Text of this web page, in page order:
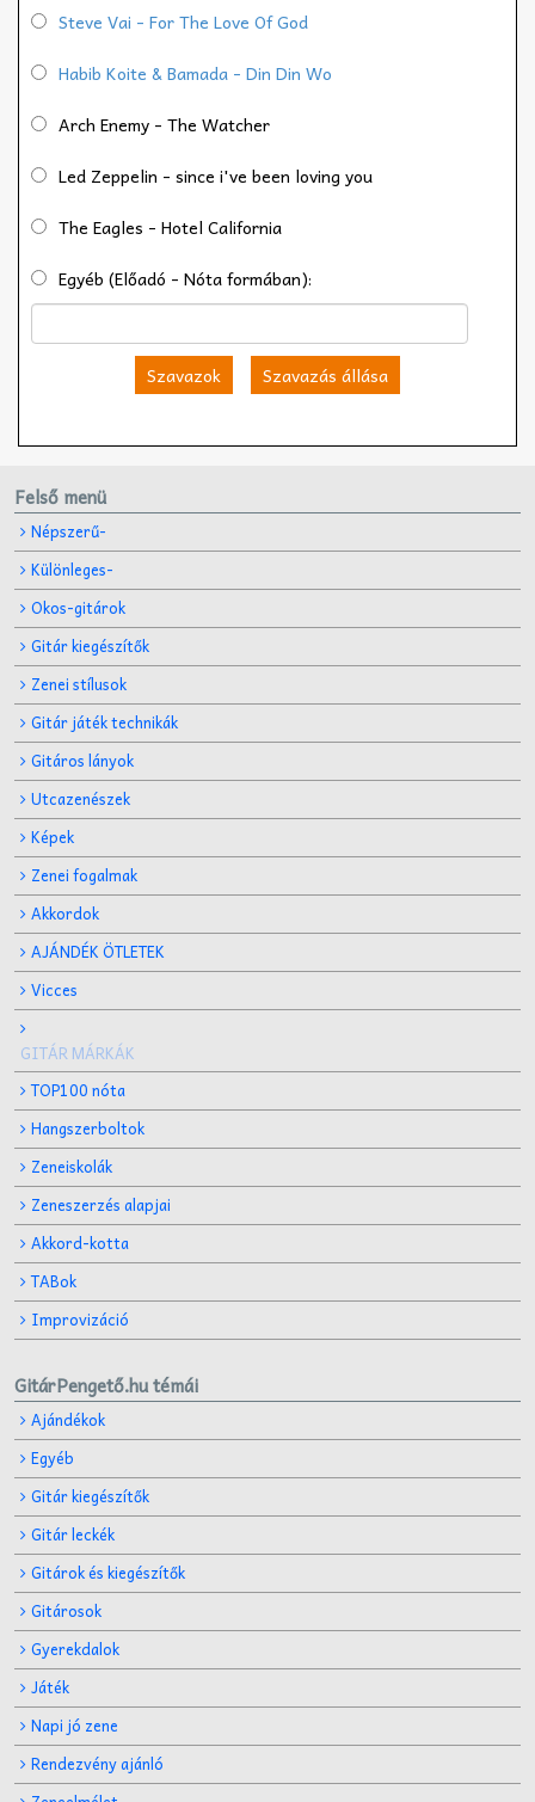
Steve Vai - For The Love Of God
Habib Koite & Bamada - Din Din Wo
Arch Enemy - The Watcher
Led Zeppelin - since i've been loving you
The Eagles - Hotel California
Egyéb (Előadó - Nóta formában):
Szavazok Szavazás állása
Felső menü
Népszerű-
Különleges-
Okos-gitárok
Gitár kiegészítők
Zenei stílusok
Gitár játék technikák
Gitáros lányok
Utcazenészek
Képek
Zenei fogalmak
Akkordok
AJÁNDÉK ÖTLETEK
Vicces
GITÁR MÁRKÁK
TOP100 nóta
Hangszerboltok
Zeneiskolák
Zeneszerzés alapjai
Akkord-kotta
TABok
Improvizáció
GitárPengető.hu témái
Ajándékok
Egyéb
Gitár kiegészítők
Gitár leckék
Gitárok és kiegészítők
Gitárosok
Gyerekdalok
Játék
Napi jó zene
Rendezvény ajánló